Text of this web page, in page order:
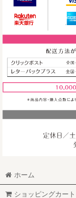
＜価格改訂＞2Way
うさぎシルエッ
ト フォトフレー
ム 立ち耳
[PFC003T]
1,980円～(税込)
ホーム
ショッピングカート